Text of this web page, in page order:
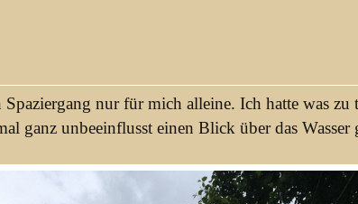
nur für mich alleine. Ich hatte was zu
ganz unbeeinflusst einen Blick über das Wasser